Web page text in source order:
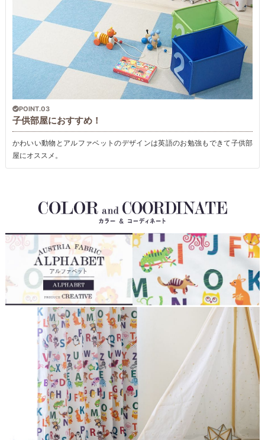
POINT.03
子供部屋におすすめ！
かわいい動物とアルファベットのデザインは英語のお勉強もできて子供部
屋にオススメ。